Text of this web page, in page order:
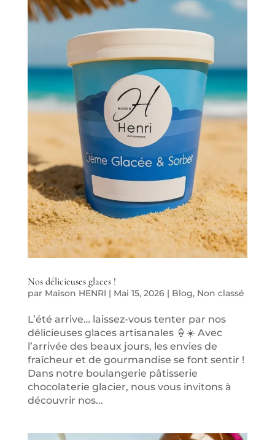
Nos délicieuses glaces !
par Maison HENRI | Mai 15, 2026| Blog, Non classé
L’été arrive… laissez-vous tenter par nos
délicieuses glaces artisanales 🍦☀️ Avec
l’arrivée des beaux jours, les envies de
fraîcheur et de gourmandise se font sentir !
Dans notre boulangerie pâtisserie
chocolaterie glacier, nous vous invitons à
découvrir nos...